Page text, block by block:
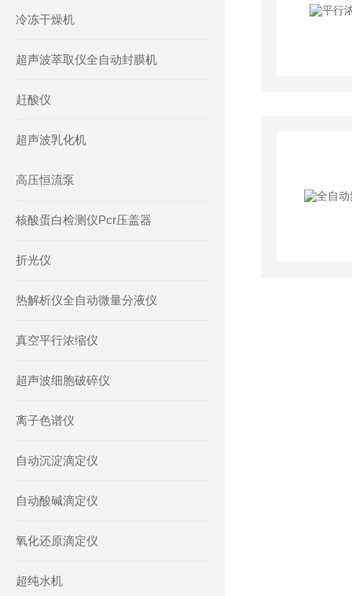
冷冻干燥机
超声波萃取仪全自动封膜机
赶酸仪
超声波乳化机
高压恒流泵
核酸蛋白检测仪Pcr压盖器
折光仪
热解析仪全自动微量分液仪
真空平行浓缩仪
超声波细胞破碎仪
离子色谱仪
自动沉淀滴定仪
自动酸碱滴定仪
氧化还原滴定仪
超纯水机